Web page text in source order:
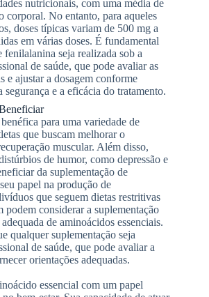
nutricionais, com uma média de
corporal. No entanto, para aqueles
doses típicas variam de 500 mg a
em várias doses. É fundamental
fenilalanina seja realizada sob a
de saúde, que pode avaliar as
e ajustar a dosagem conforme
segurança e a eficácia do tratamento.
para uma variedade de
que buscam melhorar o
muscular. Além disso,
de humor, como depressão e
da suplementação de
papel na produção de
que seguem dietas restritivas
podem considerar a suplementação
de aminoácidos essenciais.
qualquer suplementação seja
de saúde, que pode avaliar a
orientações adequadas.
essencial com um papel